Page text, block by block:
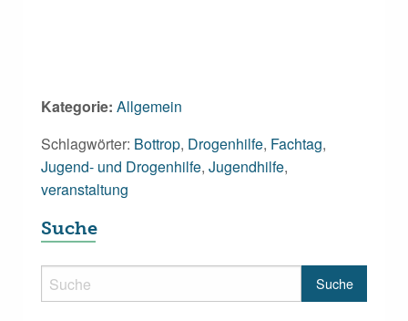
Kategorie: Allgemein
Schlagwörter: Bottrop, Drogenhilfe, Fachtag,
Jugend- und Drogenhilfe, Jugendhilfe,
veranstaltung
Suche